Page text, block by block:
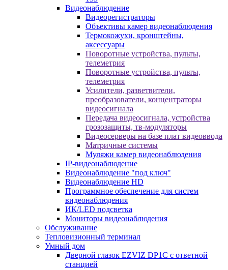
Видеонаблюдение
Видеорегистраторы
Объективы камер видеонаблюдения
Термокожухи, кронштейны,
аксессуары
Поворотные устройства, пульты,
телеметрия
Поворотные устройства, пульты,
телеметрия
Усилители, разветвители,
преобразователи, концентраторы
видеосигнала
Передача видеосигнала, устройства
грозозащиты, тв-модуляторы
Видеосерверы на базе плат видеоввода
Матричные системы
Муляжи камер видеонаблюдения
IP-видеонаблюдение
Видеонаблюдение "под ключ"
Видеонаблюдение HD
Программное обеспечение для систем
видеонаблюдения
ИК/LED подсветка
Мониторы видеонаблюдения
Обслуживание
Тепловизионный терминал
Умный дом
Дверной глазок EZVIZ DP1C с ответной
станцией